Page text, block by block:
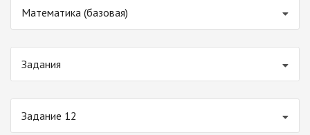
Математика (базовая)
Задания
Задание 12